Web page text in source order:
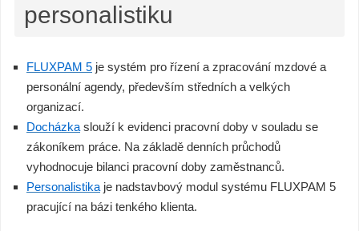
personalistiku
FLUXPAM 5 je systém pro řízení a zpracování mzdové a
personální agendy, především středních a velkých
organizací.
Docházka slouží k evidenci pracovní doby v souladu se
zákoníkem práce. Na základě denních průchodů
vyhodnocuje bilanci pracovní doby zaměstnanců.
Personalistika je nadstavbový modul systému FLUXPAM 5
pracující na bázi tenkého klienta.